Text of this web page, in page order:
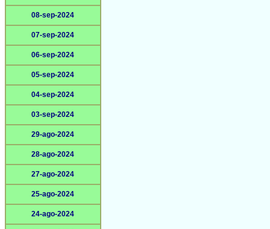
08-sep-2024
07-sep-2024
06-sep-2024
05-sep-2024
04-sep-2024
03-sep-2024
29-ago-2024
28-ago-2024
27-ago-2024
25-ago-2024
24-ago-2024